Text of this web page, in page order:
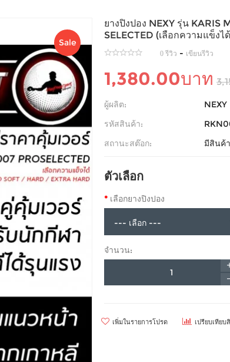
Sale
ยางปิงปอง NEXY รุ่น KARIS
SELECTED (เลือกความแข็งไ
0 รีวิว - เขียนรีวิว
1,380.00บาท
ผู้ผลิต:
NEXY
รหัสสินค้า:
สถานะสต๊อก:
มีสินค้
ตัวเลือก
เลือกยางปิงปอง
จำนวน:
เพิ่มในรายการโปรด เปรียบเทียบ